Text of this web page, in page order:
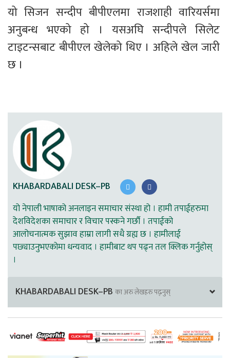
यो सिजन सन्दीप बीपीएलमा राजशाही वारियर्समा
अनुबन्ध भएको हो । यसअघि सन्दीपले सिलेट
टाइटन्सबाट बीपीएल खेलेको थिए । अहिले खेल जारी
छ ।
KHABARDABALI DESK–PB
यो नेपाली भाषाको अनलाइन समाचार संस्था हो । हामी तपाईहरुमा
देशविदेशका समाचार र विचार पस्कने गर्छौ । तपाईको
आलोचनात्मक सुझाव हाम्रा लागी सधै ग्रह्य छ । हामीलाई
पछ्याउनुभएकोमा धन्यवाद । हामीबाट थप पढ्न तल क्लिक गर्नुहोस्
।
KHABARDABALI DESK–PB का अरु लेखहरु पढ्नुस्